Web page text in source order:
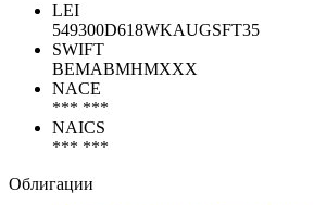
LEI
549300D618WKAUGSFT35
SWIFT
BEMABMHMXXX
NACE
*** ***
NAICS
*** ***
Облигации